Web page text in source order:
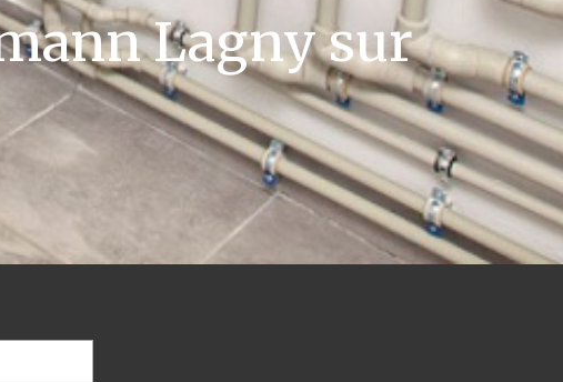
Lagny sur